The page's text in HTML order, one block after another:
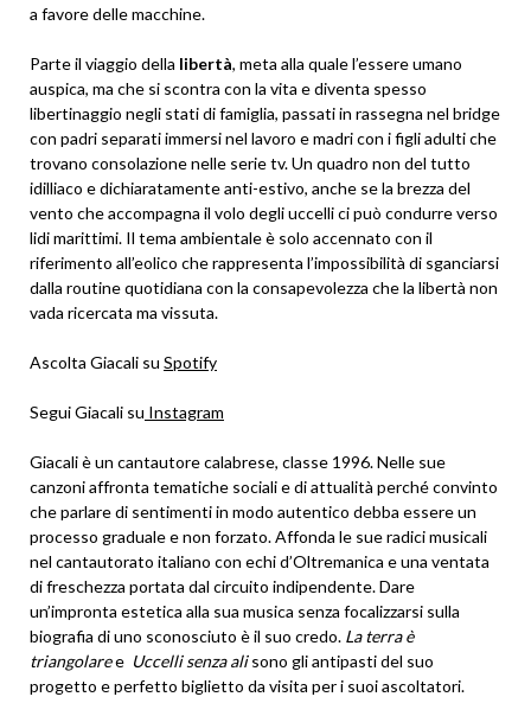
a favore delle macchine.
Parte il viaggio della libertà, meta alla quale l’essere umano
auspica, ma che si scontra con la vita e diventa spesso
libertinaggio negli stati di famiglia, passati in rassegna nel bridge
con padri separati immersi nel lavoro e madri con i figli adulti che
trovano consolazione nelle serie tv. Un quadro non del tutto
idilliaco e dichiaratamente anti-estivo, anche se la brezza del
vento che accompagna il volo degli uccelli ci può condurre verso
lidi marittimi. Il tema ambientale è solo accennato con il
riferimento all’eolico che rappresenta l’impossibilità di sganciarsi
dalla routine quotidiana con la consapevolezza che la libertà non
vada ricercata ma vissuta.
Ascolta Giacali su Spotify
Segui Giacali su Instagram
Giacali è un cantautore calabrese, classe 1996. Nelle sue
canzoni affronta tematiche sociali e di attualità perché convinto
che parlare di sentimenti in modo autentico debba essere un
processo graduale e non forzato. Affonda le sue radici musicali
nel cantautorato italiano con echi d’Oltremanica e una ventata
di freschezza portata dal circuito indipendente. Dare
un’impronta estetica alla sua musica senza focalizzarsi sulla
biografia di uno sconosciuto è il suo credo. La terra è
triangolaree Uccelli senza alisono gli antipasti del suo
progetto e perfetto biglietto da visita per i suoi ascoltatori.